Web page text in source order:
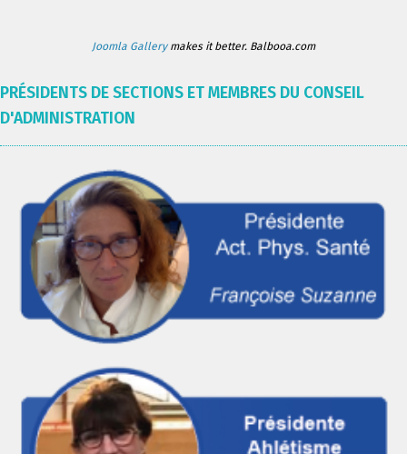
Joomla Gallerymakes it better. Balbooa.com
PRÉSIDENTS DE SECTIONS ET MEMBRES DU CONSEIL
D'ADMINISTRATION